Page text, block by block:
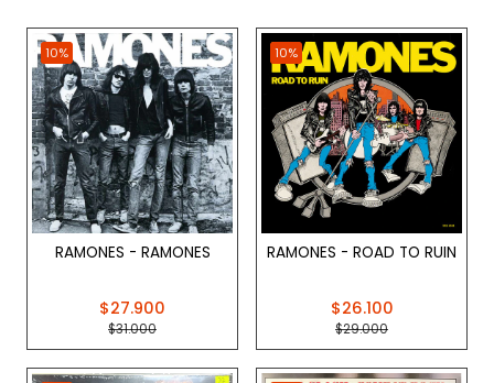
10%
RAMONES - RAMONES
$27.900
$31.000
10%
RAMONES - ROAD TO RUIN
$26.100
$29.000